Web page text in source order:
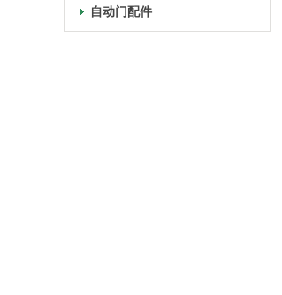
自动门配件